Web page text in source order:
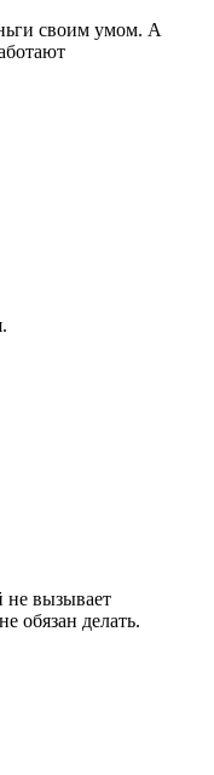
своим умом. А
не вызывает
обязан делать.